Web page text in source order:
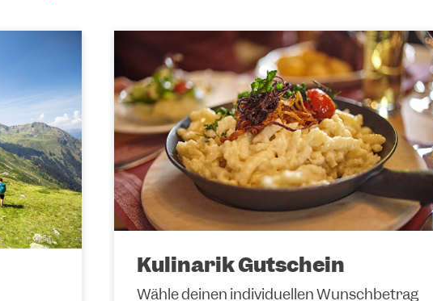
Kulinarik Gutschein
Wähle deinen individuellen Wunschbetrag